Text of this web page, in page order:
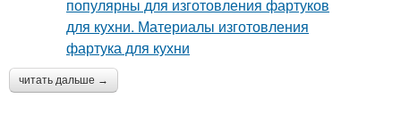
читать дальше →